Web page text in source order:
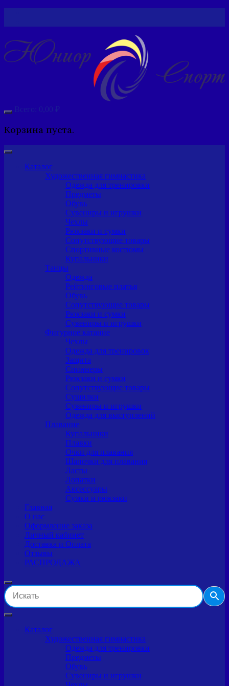
Всего: 0,00 ₽
Корзина пуста.
Каталог
Художественная гимнастика
Одежда для тренировки
Предметы
Обувь
Сувениры и игрушки
Чехлы
Рюкзаки и сумки
Сопутствующие товары
Спортивные костюмы
Купальники
Танцы
Одежда
Рейтинговые платья
Обувь
Сопутствующие товары
Рюкзаки и сумки
Сувениры и игрушки
Фигурное катание
Чехлы
Одежда для тренировок
Защита
Спиннеры
Рюкзаки и сумки
Сопутствующие товары
Сушилки
Сувениры и игрушки
Одежда для выступлений
Плавание
Купальники
Плавки
Очки для плавания
Шапочки для плавания
Ласты
Лопатки
Аксессуары
Сумки и рюкзаки
Главная
О нас
Оформление заказа
Личный кабинет
Доставка и Оплата
Отзывы
РАСПРОДАЖА
Каталог
Художественная гимнастика
Одежда для тренировки
Предметы
Обувь
Сувениры и игрушки